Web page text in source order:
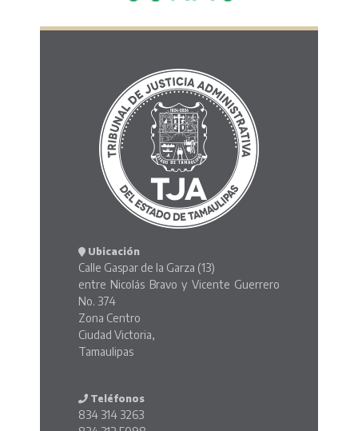
Ubicación
Calle Gaspar de la Garza (13)
entre Nicolás Bravo y Vicente Guerrero
No. 374
Zona Centro
Ciudad Victoria,
Tamaulipas
Teléfonos
834 314 3263